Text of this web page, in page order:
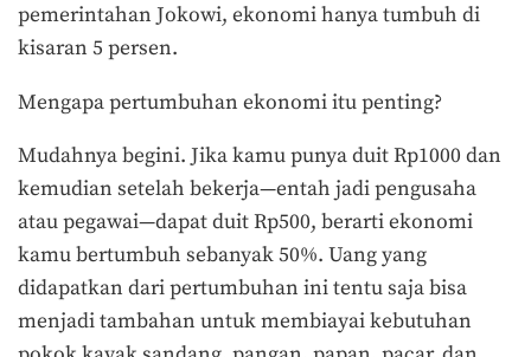
pemerintahan Jokowi, ekonomi hanya tumbuh di
kisaran 5 persen.
Mengapa pertumbuhan ekonomi itu penting?
Mudahnya begini. Jika kamu punya duit Rp1000 dan
kemudian setelah bekerja—entah jadi pengusaha
atau pegawai—dapat duit Rp500, berarti ekonomi
kamu bertumbuh sebanyak 50%. Uang yang
didapatkan dari pertumbuhan ini tentu saja bisa
menjadi tambahan untuk membiayai kebutuhan